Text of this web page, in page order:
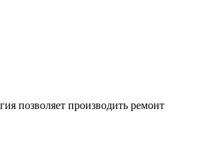
позволяет производить ремонт